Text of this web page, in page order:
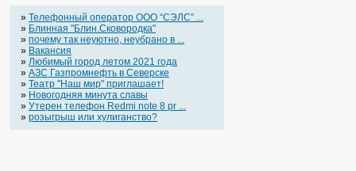
» Телефонный оператор OOO “СЭЛС” ...
» Блинная "Блин.Сковородка"
» почему так неуютно, неубрано в ...
» Вакансия
» Любимый город летом 2021 года
» АЗС Газпромнефть в Северске
» Театр "Наш мир" приглашает!
» Новогодняя минута славы
» Утерен телефон Redmi note 8 pr ...
» розыгрыш или хулиганство?